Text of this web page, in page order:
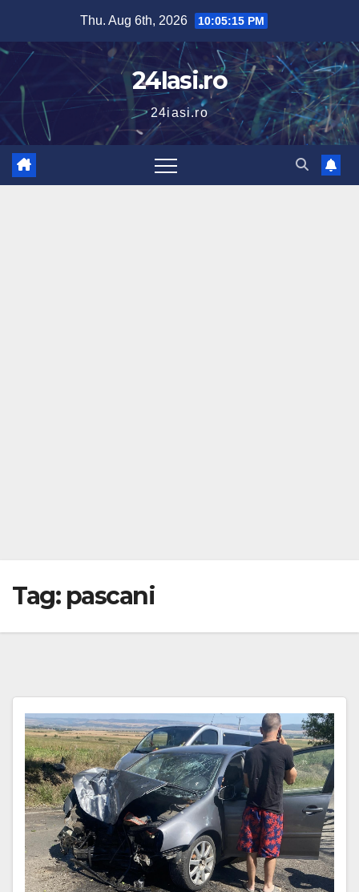
content
Thu. Aug 6th, 2026 10:05:16 PM
24Iasi.ro
24iasi.ro
Tag: pascani